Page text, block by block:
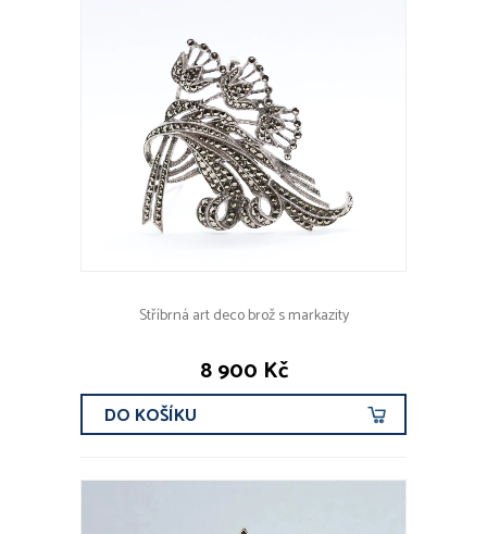
Stříbrná art deco brož s markazity
8 900 Kč
DO KOŠÍKU